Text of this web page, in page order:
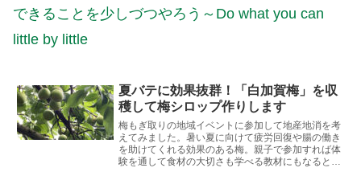
できることを少しづつやろう～Do what you can
little by little
夏バテに効果抜群！「白加賀梅」を収
穫して梅シロップ作りします
梅もぎ取りの地域イベントに参加して地産地消を考
えてみました。暑い夏に向けて疲労回復や腸の働き
を助けてくれる効果のある梅。親子で参加すれば体
験を通して食材の大切さも学べる教材にもなると思